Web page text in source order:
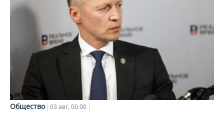
Общество 03 авг, 00:00